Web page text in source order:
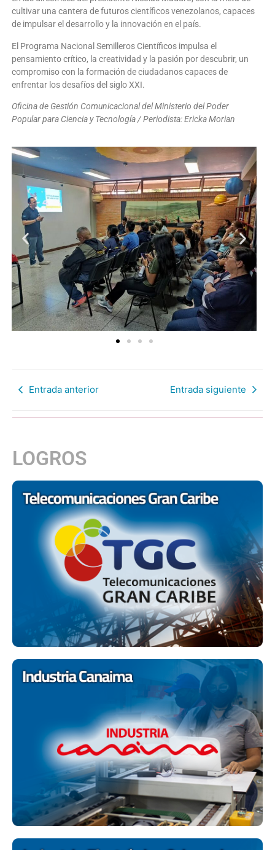
cultivar una cantera de futuros científicos venezolanos, capaces
de impulsar el desarrollo y la innovación en el país.
El Programa Nacional Semilleros Científicos impulsa el
pensamiento crítico, la creatividad y la pasión por descubrir, un
compromiso con la formación de ciudadanos capaces de
enfrentar los desafíos del siglo XXI.
Oficina de Gestión Comunicacional del Ministerio del Poder
Popular para Ciencia y Tecnología / Periodista: Ericka Morian
Entrada anterior Entrada siguiente
LOGROS